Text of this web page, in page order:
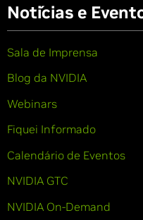
Notícias e
Sala de Imprensa
Blog da NVIDIA
Webinars
Fiquei Informado
Calendário de Eventos
NVIDIA GTC
NVIDIA On-Demand